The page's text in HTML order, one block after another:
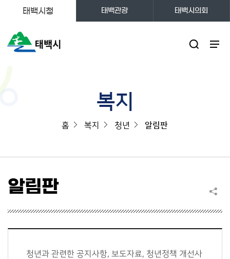
태백시청 태백관광 태백시의회
복지
홈 복지 청년 알림판
알림판
청년과 관련한 공지사항, 보도자료, 청년정책 개선사